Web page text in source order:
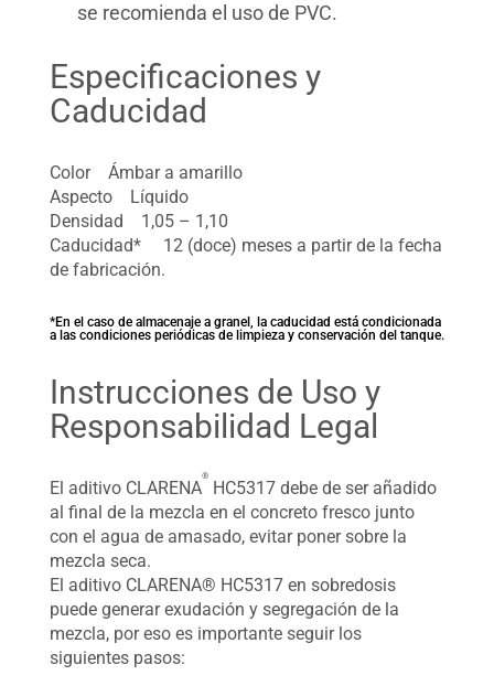
se recomienda el uso de PVC.
Especificaciones y
Caducidad
Color Ámbar a amarillo
Aspecto Líquido
Densidad 1,05 – 1,10
Caducidad* 12 (doce) meses a partir de la fecha
de fabricación.
*En el caso de almacenaje a granel, la caducidad está condicionada
a las condiciones periódicas de limpieza y conservación del tanque.
Instrucciones de Uso y
Responsabilidad Legal
El aditivo CLARENA
®
HC5317 debe de ser añadido
al final de la mezcla en el concreto fresco junto
con el agua de amasado, evitar poner sobre la
mezcla seca.
El aditivo CLARENA® HC5317 en sobredosis
puede generar exudación y segregación de la
mezcla, por eso es importante seguir los
siguientes pasos: